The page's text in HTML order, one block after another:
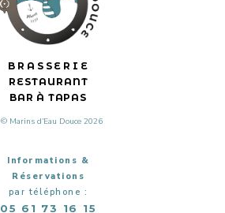
BRASSERIE
RESTAURANT
BAR À TAPAS
© Marins d’Eau Douce 2026
Informations &
Réservations
par téléphone :
05 61 73 16 15